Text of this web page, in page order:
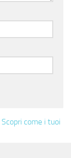
Scopri come i tuoi